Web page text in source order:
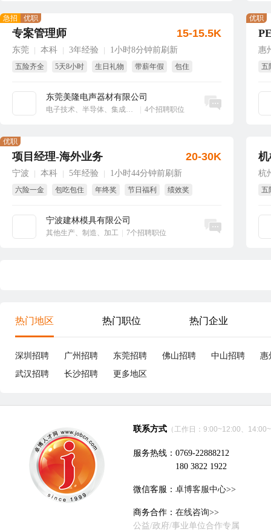
专案管理师
东莞 本科 3年经验 1小时8分钟前刷新
五险齐全 5天8小时 生日礼物 带薪年假 包住
东莞美隆电声器材有限公司
电子技术、半导体、集成电路 4个招聘职位
急招 优职
15-15.5K
立即沟通
惠
五
优职
项目经理-海外业务
宁波 本科 5年经验 1小时44分钟前刷新
六险一金 包吃包住 年终奖 节日福利
绩效奖
宁波建林模具有限公司
其他生产、制造、加工 7个招聘职位
优职
20-30K
立即沟通
杭
五
热门地区 热门职位 热门企业
深圳招聘 广州招聘 东莞招聘 佛山招聘 中山招聘
惠
武汉招聘
长沙招聘 更多地区
联系方式 （工作日：9:00~12:00、
服务热线：0769-22888212
180 3822 1922
微信客服： 卓博客服中心>>
商务合作： 在线咨询>>
公益/政府/事业单位合作专属